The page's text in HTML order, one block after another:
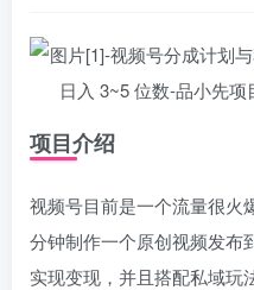
项目介绍
视频号目前是一个流量很火
分钟制作一个原创视频发布
实现变现，并且搭配私域玩